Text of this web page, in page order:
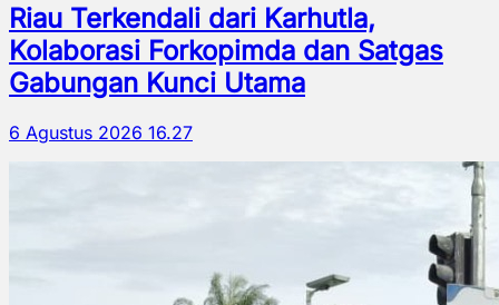
Riau Terkendali dari Karhutla,
Kolaborasi Forkopimda dan Satgas
Gabungan Kunci Utama
6 Agustus 2026 16.27